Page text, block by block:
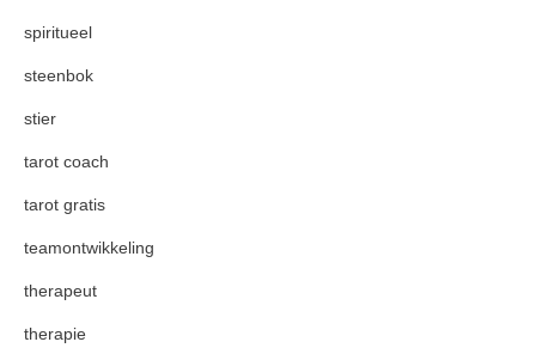
spiritueel
steenbok
stier
tarot coach
tarot gratis
teamontwikkeling
therapeut
therapie